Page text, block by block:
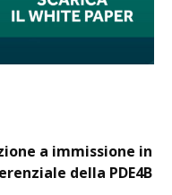
a immissione in
della PDE4B